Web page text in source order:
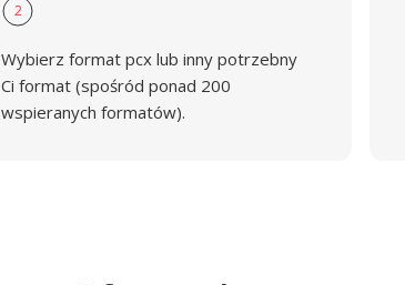
2
Wybierz format pcx lub inny potrzebny
Ci format (spośród ponad 200
wspieranych formatów).